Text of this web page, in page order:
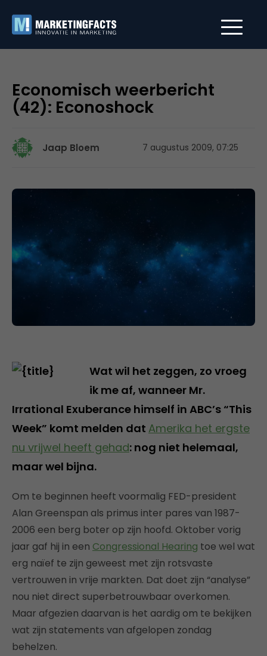
Economisch weerbericht
(42): Econoshock
Jaap Bloem 7 augustus 2009, 07:25
Wat wil het zeggen, zo vroeg
ik me af, wanneer Mr.
Irrational Exuberance himself in ABC’s “This
Week” komt melden dat Amerika het ergste
nu vrijwel heeft gehad: nog niet helemaal,
maar wel bijna.
Om te beginnen heeft voormalig FED-president
Alan Greenspan als primus inter pares van 1987-
2006 een berg boter op zijn hoofd. Oktober vorig
jaar gaf hij in een Congressional Hearing toe wel wat
erg naïef te zijn geweest met zijn rotsvaste
vertrouwen in vrije markten. Dat doet zijn “analyse”
nou niet direct superbetrouwbaar overkomen.
Maar afgezien daarvan is het aardig om te bekijken
wat zijn statements van afgelopen zondag
behelzen.